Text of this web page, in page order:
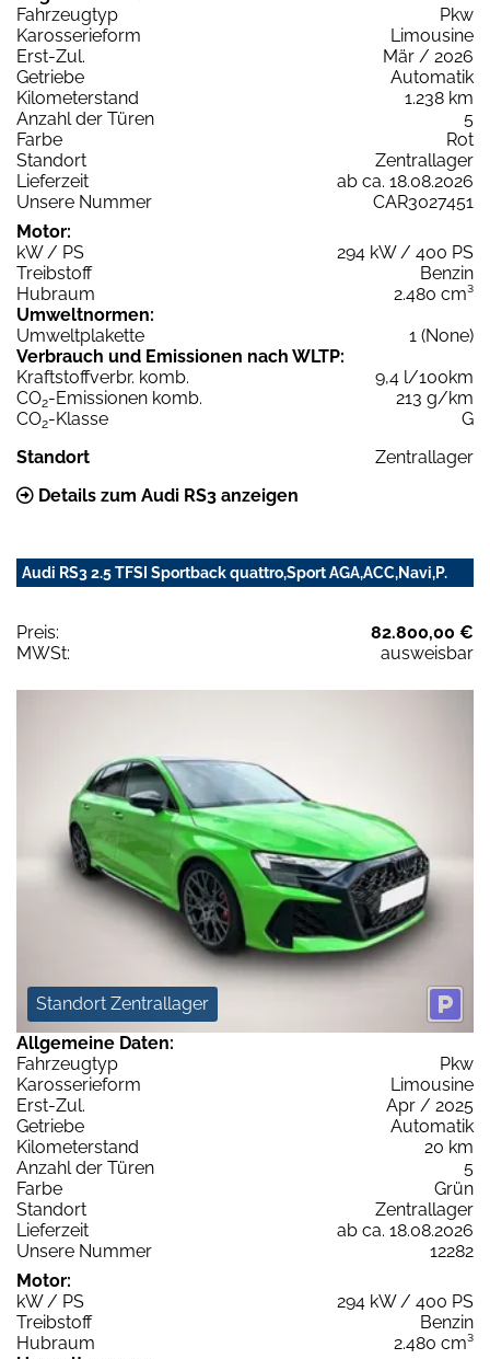
Fahrzeugtyp
Pkw
Karosserieform
Limousine
Erst-Zul.
Mär / 2026
Getriebe
Automatik
Kilometerstand
1.238 km
Anzahl der Türen
5
Farbe
Rot
Standort
Zentrallager
Lieferzeit
ab ca. 18.08.2026
Unsere Nummer
CAR3027451
Motor:
kW / PS
294 kW / 400 PS
Treibstoff
Benzin
Hubraum
2.480 cm³
Umweltnormen:
Umweltplakette
1 (None)
Verbrauch und Emissionen nach WLTP:
Kraftstoffverbr. komb.
9,4 l/100km
CO2-Emissionen komb.
213 g/km
CO2-Klasse
G
Standort
Zentrallager
Details zum Audi RS3 anzeigen
Audi RS3 2.5 TFSI Sportback quattro,Sport AGA,ACC,Navi,P.
Preis:
82.800,00 €
MWSt:
ausweisbar
Standort Zentrallager
Allgemeine Daten:
Fahrzeugtyp
Pkw
Karosserieform
Limousine
Erst-Zul.
Apr / 2025
Getriebe
Automatik
Kilometerstand
20 km
Anzahl der Türen
5
Farbe
Grün
Standort
Zentrallager
Lieferzeit
ab ca. 18.08.2026
Unsere Nummer
12282
Motor:
kW / PS
294 kW / 400 PS
Treibstoff
Benzin
Hubraum
2.480 cm³